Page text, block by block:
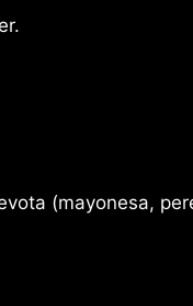
(mayonesa,